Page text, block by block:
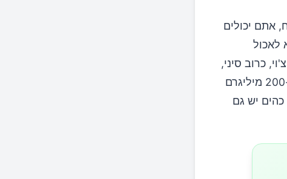
אתם יכולים
לאכול
כרוב סיני,
קייל, כרוב קולרד ועלי לפת. כוס אחת של עלי לפת מבושלים מכילה כ-200 מיליגרם
כהים יש גם